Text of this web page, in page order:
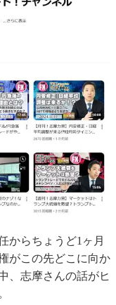
からちょうど1ヶ月
がこの先どこに向か
、志摩さんの話がヒ